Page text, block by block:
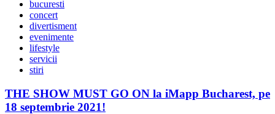
bucuresti
concert
divertisment
evenimente
lifestyle
servicii
stiri
THE SHOW MUST GO ON la iMapp Bucharest, pe
18 septembrie 2021!